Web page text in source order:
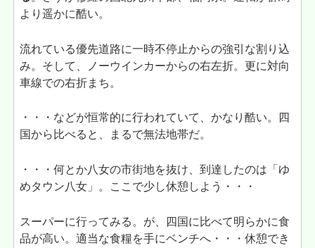
より遥かに酷い。
流れている優先道路に一時不停止からの強引な割り込
み。そして、ノーウインカーからの右左折。更に対向
車線での右折まち。
・・・などが恒常的に行われていて、かなり酷い。四
国から比べると、まるで無法地帯だ。
・・・何とか八女の市街地を抜け、到達したのは「ゆ
めタウン八女」。ここで少し休憩しよう・・・
スーパーに行ってみる。が、四国に比べて明らかに食
品が高い。適当な食糧を手にベンチへ・・・休憩でき